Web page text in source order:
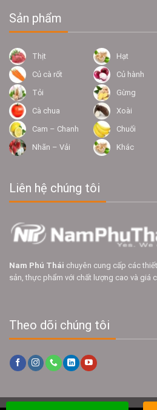
Sản phẩm
Thịt Hạt
Củ cà rốt
Củ hành
Tỏi
Gừng
Cà chua
Xoài
Cam – Chanh
Chuối
Nhãn – Vải
Khác
Liên hệ chúng tôi
Nam Phú Thái chuyên cung cấp các
sản, thực phẩm với chất lượng cao và giá
Theo dõi chúng tôi